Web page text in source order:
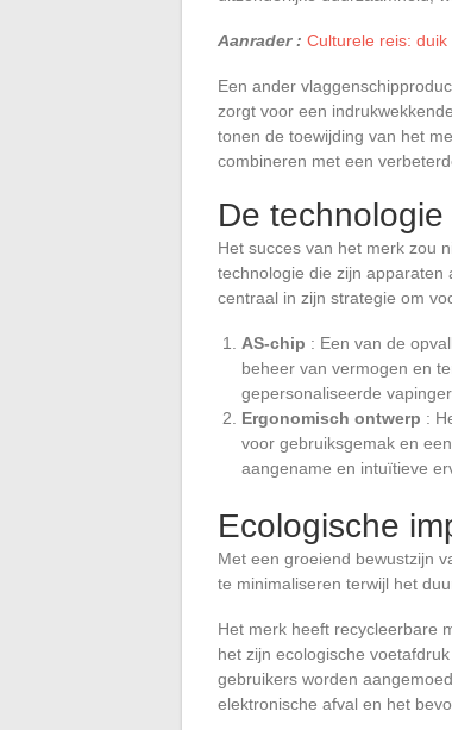
Aanrader : Culturele reis:
Een ander
zorgt voor een
tonen de toewijding van het
combineren met een
De
Het succes van het merk zou
technologie die zijn apparaten
centraal in zijn strategie om
AS-chip : Een van de
beheer van vermogen en
gepersonaliseerde
Ergonomisch ontwerp :
voor gebruiksgemak en
aangename en intuïtieve
Ecologische
Met een groeiend bewustzijn
te minimaliseren terwijl het
Het merk heeft recycleerbare
het zijn ecologische
gebruikers worden
elektronische afval en het